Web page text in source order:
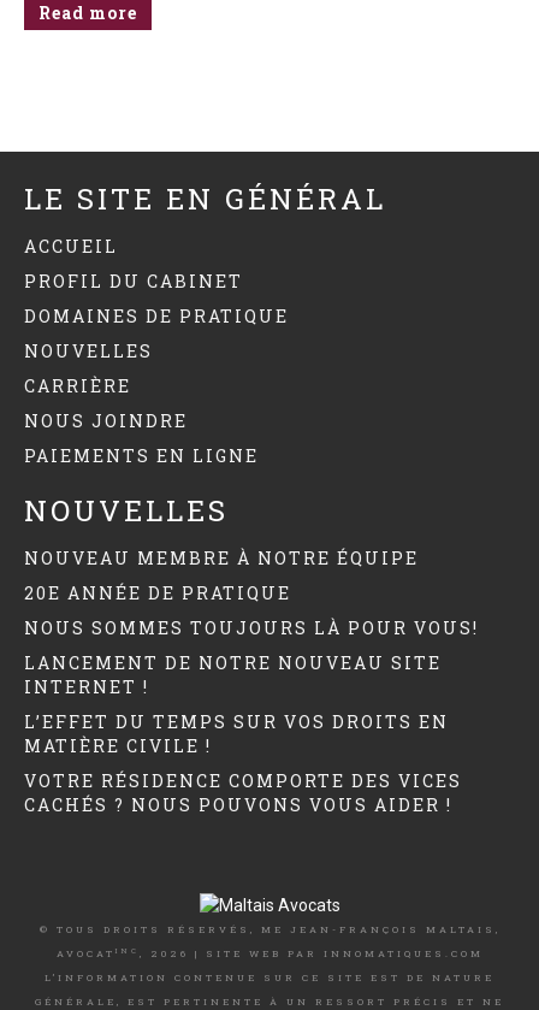
Read more
LE SITE EN GÉNÉRAL
ACCUEIL
PROFIL DU CABINET
DOMAINES DE PRATIQUE
NOUVELLES
CARRIÈRE
NOUS JOINDRE
PAIEMENTS EN LIGNE
NOUVELLES
NOUVEAU MEMBRE À NOTRE ÉQUIPE
20E ANNÉE DE PRATIQUE
NOUS SOMMES TOUJOURS LÀ POUR VOUS!
LANCEMENT DE NOTRE NOUVEAU SITE
INTERNET !
L’EFFET DU TEMPS SUR VOS DROITS EN
MATIÈRE CIVILE !
VOTRE RÉSIDENCE COMPORTE DES VICES
CACHÉS ? NOUS POUVONS VOUS AIDER !
© TOUS DROITS RÉSERVÉS, ME JEAN-FRANÇOIS MALTAIS,
AVOCAT INC , 2026 | SITE WEB PAR
INNOMATIQUES.COM
L’INFORMATION CONTENUE SUR CE SITE EST DE NATURE
GÉNÉRALE, EST PERTINENTE À UN RESSORT PRÉCIS ET NE